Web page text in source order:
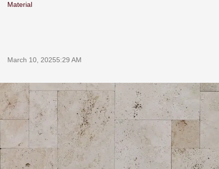
Material
March 10, 20255:29 AM